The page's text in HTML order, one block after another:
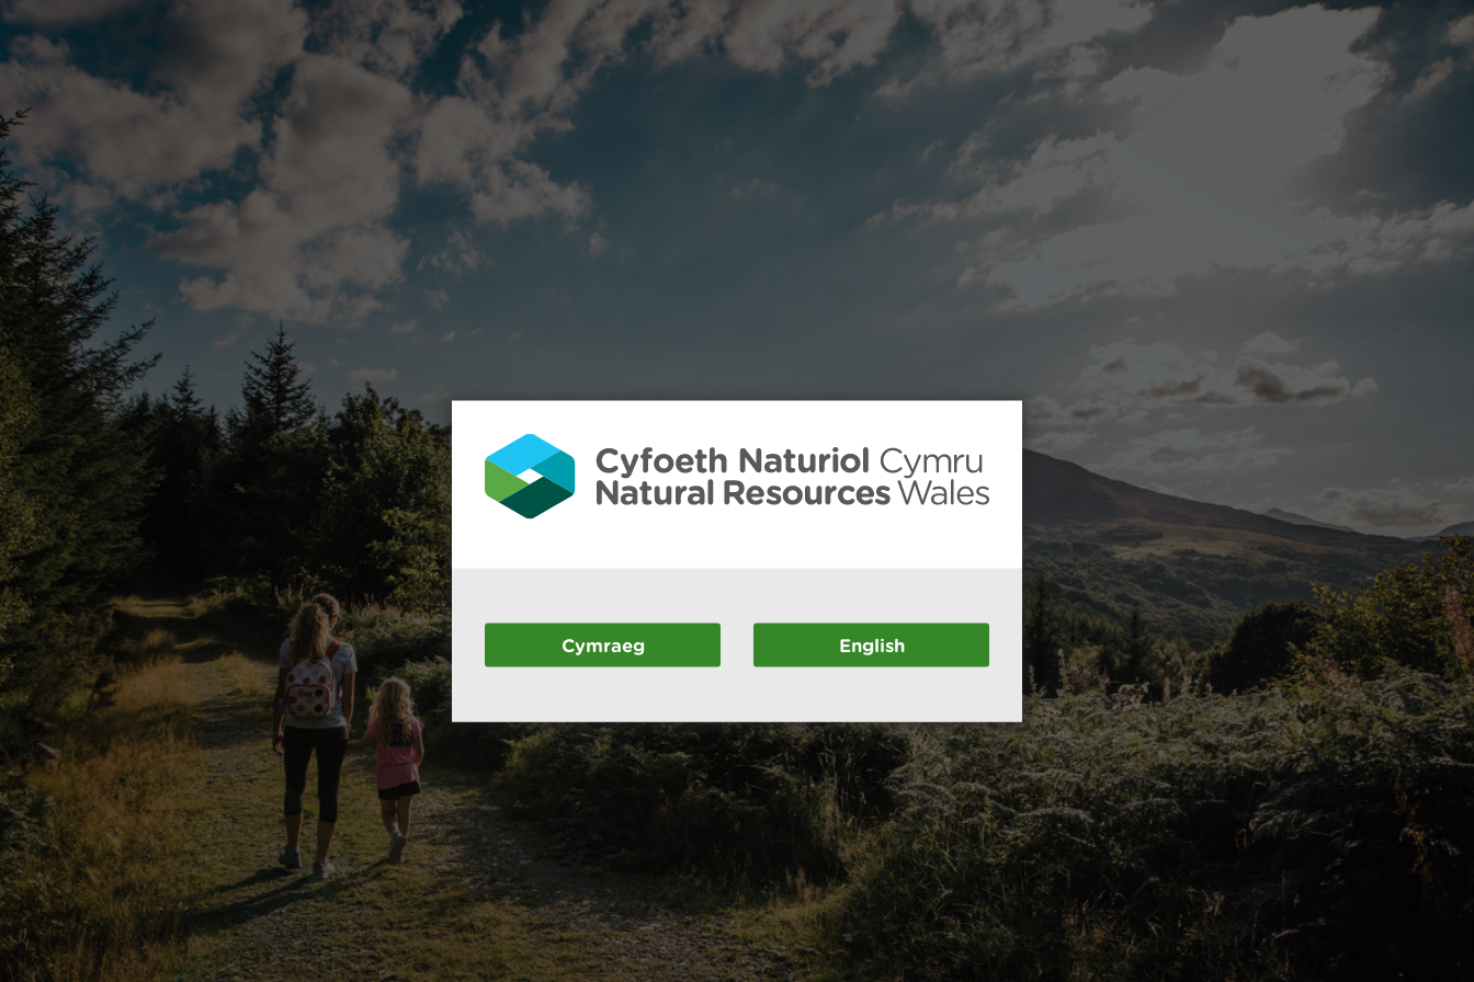
Cymraeg English